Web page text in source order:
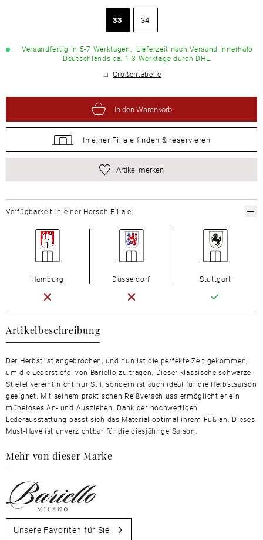
33 34
Versandfertig in 5-7 Werktagen, Lieferzeit nach Versand innerhalb
Deutschlands ca. 1-3 Werktage durch DHL.
Größentabelle
In den Warenkorb
In einer Filiale finden & reservieren
Artikel merken
Artikelbeschreibung
Der Herbst ist angebrochen, und nun ist die perfekte Zeit gekommen,
um die Lederstiefel von Bariello zu tragen. Dieser klassische schwarze
Stiefel vereint nicht nur Stil, sondern ist auch ideal für die Herbstsaison
geeignet. Mit seinem praktischen Reißverschluss ermöglicht er ein
müheloses An- und Ausziehen. Dank der hochwertigen
Lederausstattung passt sich das Material optimal ihrem Fuß an. Dieses
Must-Have ist unverzichtbar für die diesjährige Saison.
Mehr von dieser Marke
Unsere Favoriten für Sie
Verfügbarkeit in einer Horsch-Filiale:
Hamburg Düsseldorf Stuttgart